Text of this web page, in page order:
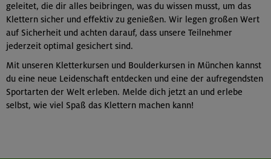
geleitet, die dir alles beibringen, was du wissen musst, um das
Klettern sicher und effektiv zu genießen. Wir legen großen Wert
auf Sicherheit und achten darauf, dass unsere Teilnehmer
jederzeit optimal gesichert sind.
Mit unseren Kletterkursen und Boulderkursen in München kannst
du eine neue Leidenschaft entdecken und eine der aufregendsten
Sportarten der Welt erleben. Melde dich jetzt an und erlebe
selbst, wie viel Spaß das Klettern machen kann!